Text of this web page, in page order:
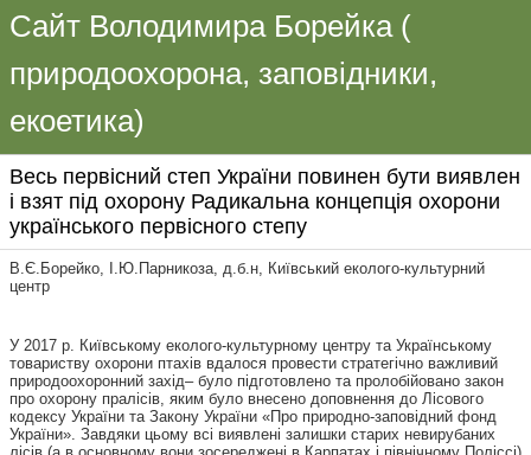
Сайт Володимира Борейка (
природоохорона, заповідники,
екоетика)
Весь первісний степ України повинен бути виявлен
і взят під охорону Радикальна концепція охорони
українського первісного степу
В.Є.Борейко, І.Ю.Парникоза, д.б.н, Київський еколого-культурний
центр
У 2017 р. Київському еколого-культурному центру та Українському
товариству охорони птахів вдалося провести стратегічно важливий
природоохоронний захід– було підготовлено та пролобійовано закон
про охорону пралісів, яким було внесено доповнення до Лісового
кодексу України та Закону України «Про природно-заповідний фонд
України». Завдяки цьому всі виявлені залишки старих невирубаних